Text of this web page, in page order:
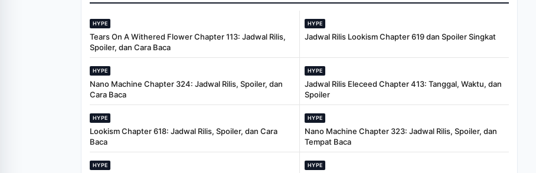
HYPE
Tears On A Withered Flower Chapter 113: Jadwal Rilis,
Spoiler, dan Cara Baca
HYPE
Jadwal Rilis Lookism Chapter 619 dan Spoiler Singkat
HYPE
Nano Machine Chapter 324: Jadwal Rilis, Spoiler, dan
Cara Baca
HYPE
Jadwal Rilis Eleceed Chapter 413: Tanggal, Waktu, dan
Spoiler
HYPE
Lookism Chapter 618: Jadwal Rilis, Spoiler, dan Cara
Baca
HYPE
Nano Machine Chapter 323: Jadwal Rilis, Spoiler, dan
Tempat Baca
HYPE HYPE